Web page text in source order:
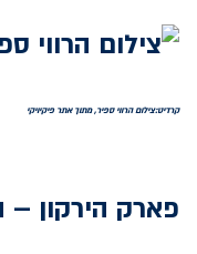
קרדיט:צילום הרווי ספיר, מתוך אתר פיקיויקי
פארק הירקון –